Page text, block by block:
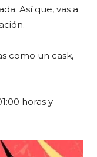
Así que, vas a
como un cask,
horas y